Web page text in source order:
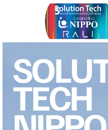
SOLU
TECH